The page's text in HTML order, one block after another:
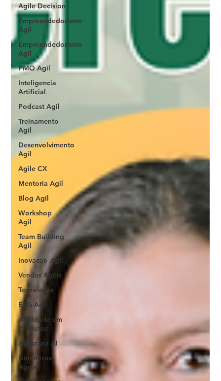
Agile Decision
Empreendedorismo
Ágil
Empreendedorismo
Agil
PMO Agil
Inteligencia
Artificial
Podcast Agil
Treinamento
Agil
Desenvolvimento
Agil
Agile CX
Mentoria Agil
Blog Agil
Workshop
Agil
Team Building
Agil
Inovacao Agil
Vendas Ageis
Tecnologia
ESG Agil
Agilidade em
Produtos
Agilizaaa AI
Dinamicas
Ageis